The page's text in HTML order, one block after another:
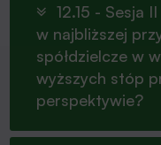
12.15 - Sesja
w najbliższej
spółdzielcze w
wyższych stóp
perspektywie?